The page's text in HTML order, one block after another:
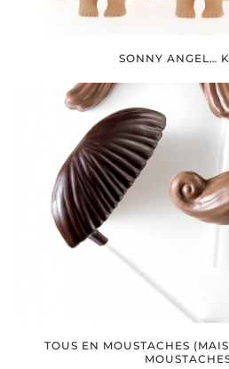
SONNY ANGEL…
TOUS EN MOUSTACHES